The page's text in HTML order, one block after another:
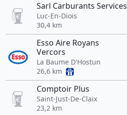
Sarl Carburants Services
Luc-En-Diois
30,4 km
Esso Aire Royans
Vercors
La Baume D'Hostun
26,6 km
Comptoir Plus
Saint-Just-De-Claix
23,2 km